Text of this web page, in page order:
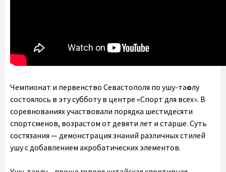
Чемпионат и первенство Севастополя по ушу-таолу
состоялось в эту субботу в центре «Спорт для всех». В
соревнованиях участвовали порядка шестидесяти
спортсменов, возрастом от девяти лет и старше. Суть
состязания — демонстрация знаний различных стилей
ушу с добавлением акробатических элементов.